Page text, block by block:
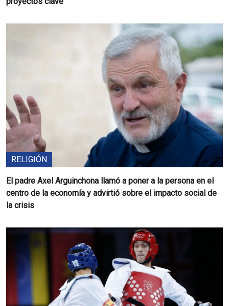
RELIGIÓN
El padre Axel Arguinchona llamó a poner a la persona en el
centro de la economía y advirtió sobre el impacto social de
la crisis